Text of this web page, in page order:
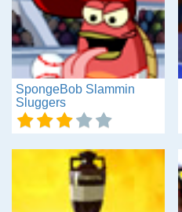
SpongeBob Slammin
Sluggers